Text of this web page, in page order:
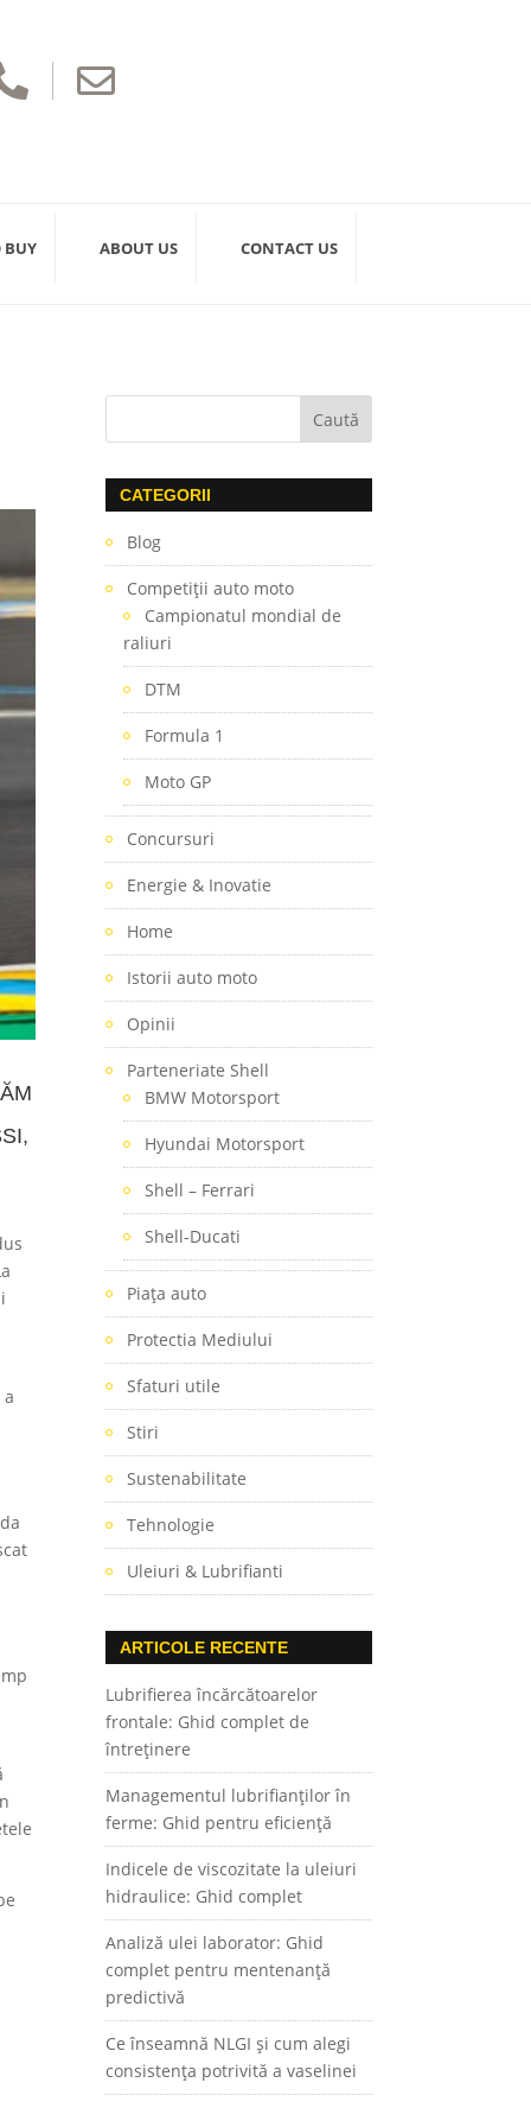

BUY ABOUT US CONTACT US
CATEGORII
Blog
Competiţii auto moto
Campionatul mondial de
raliuri
DTM
Formula 1
Moto GP
Concursuri
Energie & Inovatie
Home
Istorii auto moto
Opinii
Parteneriate Shell
BMW Motorsport
Hyundai Motorsport
Shell – Ferrari
Shell-Ducati
Piaţa auto
Protectia Mediului
Sfaturi utile
Stiri
Sustenabilitate
Tehnologie
Uleiuri & Lubrifianti
ARTICOLE RECENTE
Lubrifierea încărcătoarelor
frontale: Ghid complet de
întreținere
Managementul lubrifianților în
ferme: Ghid pentru eficiență
Indicele de viscozitate la uleiuri
hidraulice: Ghid complet
Analiză ulei laborator: Ghid
complet pentru mentenanță
predictivă
Ce înseamnă NLGI și cum alegi
consistența potrivită a vaselinei